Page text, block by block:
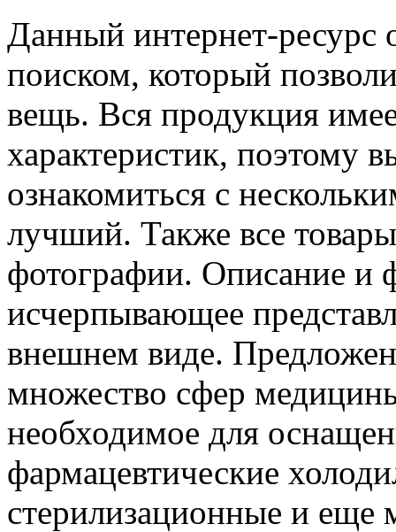
Данный интернет-
поиском, который
вещь. Вся продукция
характеристик, поэтому
ознакомиться с
лучший. Также все
фотографии. Описание и
исчерпывающее
внешнем виде.
множество сфер
необходимое для
фармацевтические
стерилизационные и еще